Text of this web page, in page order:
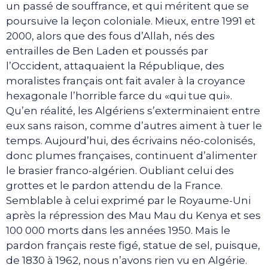
un passé de souffrance, et qui méritent que se
poursuive la leçon coloniale. Mieux, entre 1991 et
2000, alors que des fous d’Allah, nés des
entrailles de Ben Laden et poussés par
l’Occident, attaquaient la République, des
moralistes français ont fait avaler à la croyance
hexagonale l’horrible farce du «qui tue qui».
Qu’en réalité, les Algériens s’exterminaient entre
eux sans raison, comme d’autres aiment à tuer le
temps. Aujourd’hui, des écrivains néo-colonisés,
donc plumes françaises, continuent d’alimenter
le brasier franco-algérien. Oubliant celui des
grottes et le pardon attendu de la France.
Semblable à celui exprimé par le Royaume-Uni
après la répression des Mau Mau du Kenya et ses
100 000 morts dans les années 1950. Mais le
pardon français reste figé, statue de sel, puisque,
de 1830 à 1962, nous n’avons rien vu en Algérie.